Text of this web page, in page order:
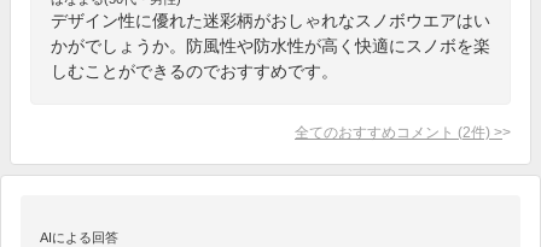
デザイン性に優れた迷彩柄がおしゃれなスノボウエアはい
かがでしょうか。防風性や防水性が高く快適にスノボを楽
しむことができるのでおすすめです。
全てのおすすめコメント (2件) >
AIによる回答